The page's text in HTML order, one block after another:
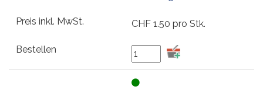
CHF 1.50 pro Stk.